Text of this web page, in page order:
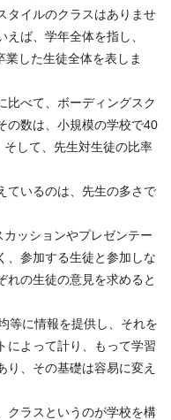
タイルのクラスはありませ
ば、学年全体を指し、
した生徒全体を表しま
比べて、ボーディングスク
の数は、小規模の学校で40
して、先生対生徒の比率
ているのは、先生の多さで
ッションやプレゼンテー
、参加する生徒と参加しな
れの生徒の意見を求めると
等に情報を提供し、それを
によって計り、もって学習
り、その基礎は容易に変え
クラスというのが学校を構